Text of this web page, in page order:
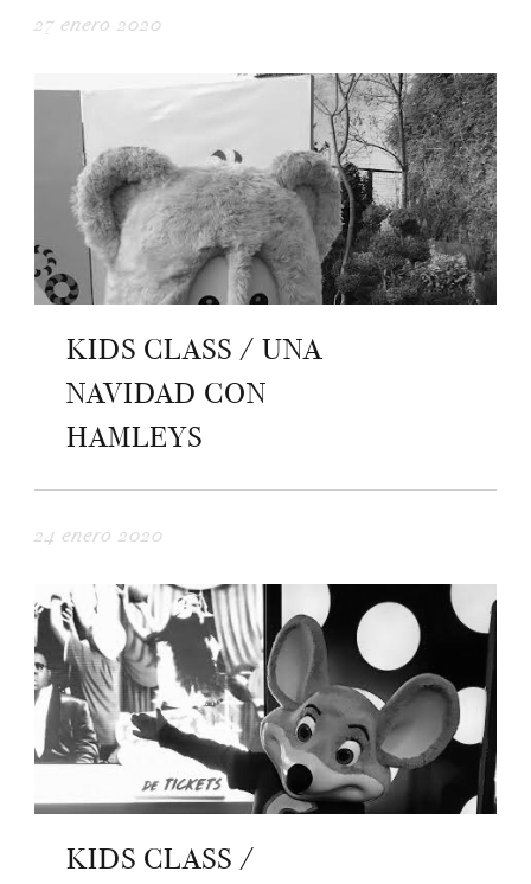
27 enero 2020
KIDS CLASS / UNA
NAVIDAD CON
HAMLEYS
24 enero 2020
KIDS CLASS /